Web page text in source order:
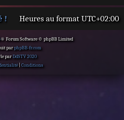
! Heures au format UTC+02:00
® Forum Software © phpBB Limited
parphpBB-fr.com
parDdSTV 2020
| Conditions